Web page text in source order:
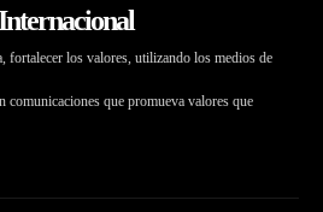
fortalecer los valores, utilizando los medios de
comunicaciones que promueva valores que